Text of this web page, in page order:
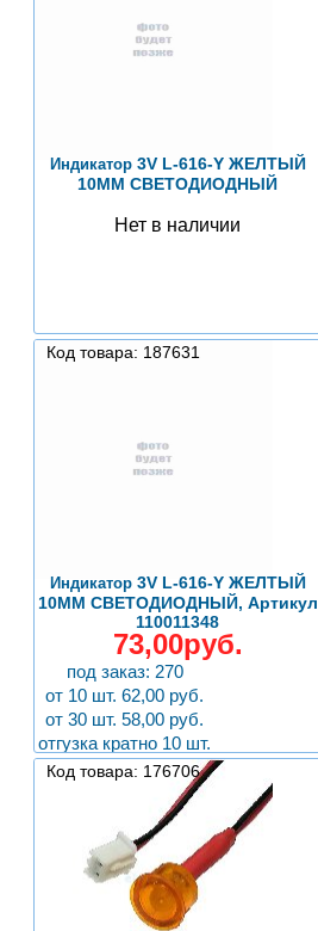
Индикатор3V L-616-Y ЖЕЛТЫЙ
10MM СВЕТОДИОДНЫЙ
Нет в наличии
Код товара: 187631
Индикатор3V L-616-Y ЖЕЛТЫЙ
10MM СВЕТОДИОДНЫЙ, Артикул
110011348
73,00руб.
под заказ: 270
от 10 шт. 62,00 руб.
от 30 шт. 58,00 руб.
отгузка кратно 10 шт.
Код товара: 176706